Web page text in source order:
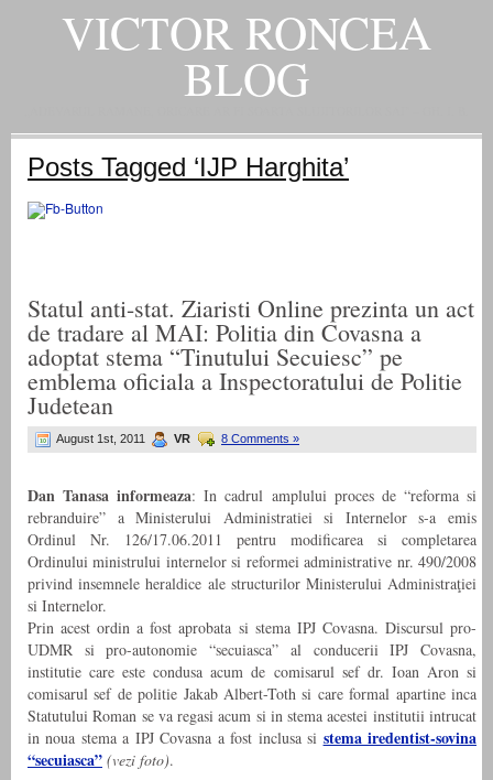
VICTOR RONCEA
BLOG
Posts Tagged ‘IJP Harghita’
Statul anti-stat. Ziaristi Online prezinta un act
de tradare al MAI: Politia din Covasna a
adoptat stema “Tinutului Secuiesc” pe
emblema oficiala a Inspectoratului de Politie
Judetean
August 1st, 2011 VR 8 Comments »
Dan Tanasa informeaza: In cadrul amplului proces de “reforma si
rebranduire” a Ministerului Administratiei si Internelor s-a emis
Ordinul Nr. 126/17.06.2011 pentru modificarea si completarea
Ordinului ministrului internelor si reformei administrative nr. 490/2008
privind insemnele heraldice ale structurilor Ministerului Administraţiei
si Internelor.
Prin acest ordin a fost aprobata si stema IPJ Covasna. Discursul pro-
UDMR si pro-autonomie “secuiasca” al conducerii IPJ Covasna,
institutie care este condusa acum de comisarul sef dr. Ioan Aron si
comisarul sef de politie Jakab Albert-Toth si care formal apartine inca
Statutului Roman se va regasi acum si in stema acestei institutii intrucat
in noua stema a IPJ Covasna a fost inclusa si stema iredentist-sovina
“secuiasca” (vezi foto).